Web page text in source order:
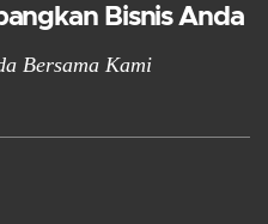
Bisnis Anda
Bersama Kami